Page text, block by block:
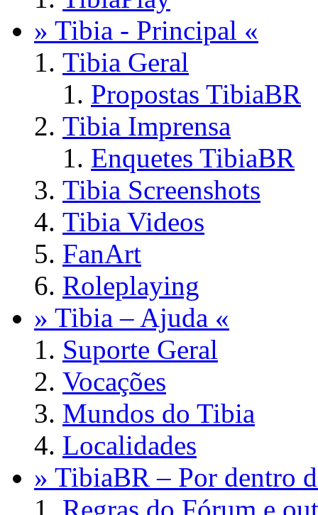
» Tibia - Principal «
Tibia Geral
Propostas TibiaBR
Tibia Imprensa
Enquetes TibiaBR
Tibia Screenshots
Tibia Videos
FanArt
Roleplaying
» Tibia – Ajuda «
Suporte Geral
Vocações
Mundos do Tibia
Localidades
» TibiaBR – Por dentro